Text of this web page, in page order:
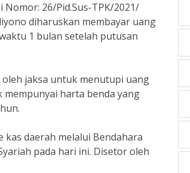
26/Pid.Sus-TPK/2021/
diharuskan membayar uang
1 bulan setelah putusan
oleh jaksa untuk menutupi uang
harta benda yang
daerah melalui Bendahara
pada hari ini. Disetor oleh